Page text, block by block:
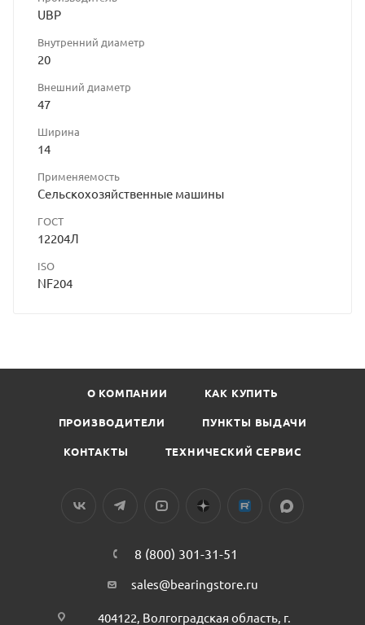
UBP
Внутренний диаметр
20
Внешний диаметр
47
Ширина
14
Применяемость
Сельскохозяйственные машины
ГОСТ
12204Л
ISO
NF204
О КОМПАНИИ КАК КУПИТЬ
ПРОИЗВОДИТЕЛИ ПУНКТЫ ВЫДАЧИ
КОНТАКТЫ ТЕХНИЧЕСКИЙ СЕРВИС
8 (800) 301-31-51
sales@bearingstore.ru
404122, Волгоградская область, г.